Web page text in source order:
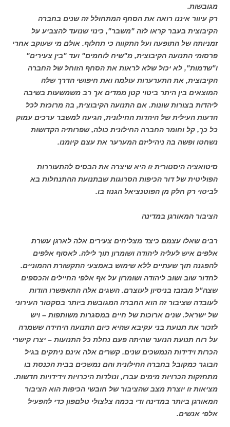
מגובשות.
רק עיוור איננו רואה את הסחף המתחולל זה שנים בחברה
הקיבוצית בעבר קראו לזה "משבר", כינוי שנועד להצביע על
זמניותה של התופעה ועל התקווה כי תחלוף. אולם מי שעוקב אחרי
פרסומי התנועה הקיבוצית, מ"שיח לוחמים" ועד "בין צעירים"
ו"שדמות", לא יכול שלא לראות את הסחף הזוחל של החברה
הקיבוצית, את התערערות עולמה ואת חיפושי הדרך שלה
המוצאים בין היתר ביטוי קטן ממדים אך רב משמשעות בשיבה
ליהדות בצורות שונות. אם התנועה הקיבוצית, בה מרוכזת לכל
הדעות העילית של היהדות החילונית, הגיעה למשבר ערכים עמוק
כל כך, קל וחומר החברה החילונית כולה, שפרותיה הקדושות
נשחטו ופשה בה ניהיליזם המערער את עצם קיומנו.
סיטואציה היסטורית זו היא שיצרה את הבסיס להתעוררות
הפוליטית של דור הכיפות הסרוגות שבתנועת ההתנחלות בא
לביטוי רק חלק מן הפוטנציאל הגנוז בו.
הציבור המאורגן במדינה
רבים שאלו עצמם כיצד מצליחים צעירים אלה לארגן עשרת
אלפים איש לעליה ליהודה ושומרון תוך לילה. לאסוף אלפים
להפגנה תוך שעתיים ללא שימוש באמצעי התקשורת ההמוניים.
לחדור שוב ושוב ליהודה ושומרון על אף אלפי החיילים והכספים
שצה"ל מבזבז בניסיון לעוצרם. השגים אלה התאפשרו הודות
לעובדה שציבור זה הוא החברה המגובשת ביותר בסקטור העירוני
של ישראל. שנים ארוכות של חיים במסגרות משותפות – ויש
לזכור את תנועת בני עקיבא שהיא כיום התנועה היחידה ששמרה
על רוח תנועת הנוער שהיתה פעם נחלת כל התנועות – יצרו קישרי
הכרות וידידות הנמשכים שנים. קשרים אלה אינם ניתקים בגיל
הבוגר כמקובל בחברה החילונית והם נמשכים בבית הכנסת בו
מתחזקות הכרויות מימים עברו, ונולדות היכרויות וידידויות חדשות.
מציאות זו יוצרת מצב שהציבור של חובשי הכיפות הוא הציבור
המאורגן ביותר במדינה ודי בכמה צלצולי טלםפון כדי להפעיל
אלפי אנשים.